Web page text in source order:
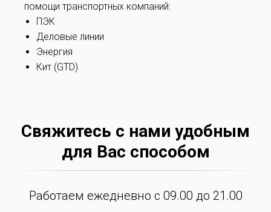
помощи транспортных компаний:
ПЭК
Деловые линии
Энергия
Кит (GTD)
Свяжитесь с нами удобным
для Вас способом
Работаем ежедневно с 09.00 до 21.00